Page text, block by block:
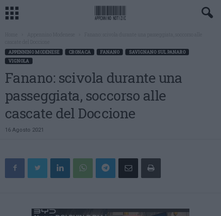
APPENNINO MODENESE CRONACA FANANO
SAVIGNANO SUL PANARO
VIGNOLA
Fanano: scivola durante una
passeggiata, soccorso alle
cascate del Doccione
16 Agosto 2021